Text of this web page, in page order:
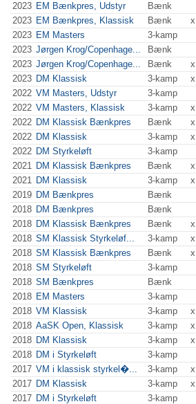
2023 EM Bænkpres, Udstyr Bænk
2023 EM Bænkpres, Klassisk Bænk x
2023 EM Masters 3-kamp
2023 Jørgen Krog/Copenhage... Bænk
2023 Jørgen Krog/Copenhage... Bænk x
2023 DM Klassisk 3-kamp x
2022 VM Masters, Udstyr 3-kamp
2022 VM Masters, Klassisk 3-kamp x
2022 DM Klassisk Bænkpres Bænk x
2022 DM Klassisk 3-kamp x
2022 DM Styrkeløft 3-kamp
2021 DM Klassisk Bænkpres Bænk x
2021 DM Klassisk 3-kamp x
2019 DM Bænkpres Bænk
2018 DM Bænkpres Bænk
2018 DM Klassisk Bænkpres Bænk x
2018 SM Klassisk Styrkeløf... 3-kamp x
2018 SM Klassisk Bænkpres Bænk x
2018 SM Styrkeløft 3-kamp
2018 SM Bænkpres
Bænk
2018 EM Masters 3-kamp
2018 VM Klassisk 3-kamp x
2018 AaSK Open, Klassisk 3-kamp x
2018 DM Klassisk 3-kamp x
2018 DM i Styrkeløft 3-kamp
2017 VM i klassisk styrkel�... 3-kamp x
2017 DM Klassisk 3-kamp x
2017 DM i Styrkeløft 3-kamp